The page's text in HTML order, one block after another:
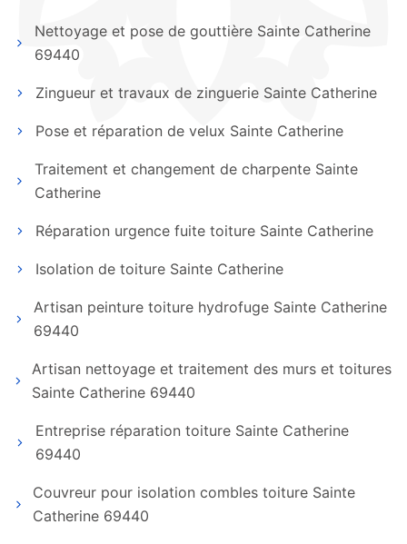
Nettoyage et pose de gouttière Sainte Catherine
69440
Zingueur et travaux de zinguerie Sainte Catherine
Pose et réparation de velux Sainte Catherine
Traitement et changement de charpente Sainte
Catherine
Réparation urgence fuite toiture Sainte Catherine
Isolation de toiture Sainte Catherine
Artisan peinture toiture hydrofuge Sainte Catherine
69440
Artisan nettoyage et traitement des murs et toitures
Sainte Catherine 69440
Entreprise réparation toiture Sainte Catherine
69440
Couvreur pour isolation combles toiture Sainte
Catherine 69440